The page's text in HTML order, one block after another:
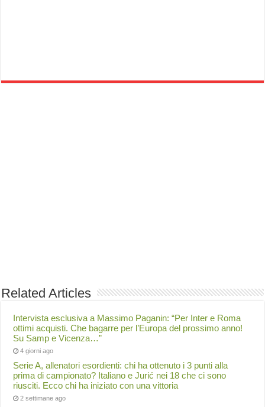
Related Articles
Intervista esclusiva a Massimo Paganin: “Per Inter e Roma
ottimi acquisti. Che bagarre per l’Europa del prossimo anno!
Su Samp e Vicenza…”
4 giorni ago
Serie A, allenatori esordienti: chi ha ottenuto i 3 punti alla
prima di campionato? Italiano e Jurić nei 18 che ci sono
riusciti. Ecco chi ha iniziato con una vittoria
2 settimane ago